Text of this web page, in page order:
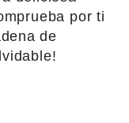
por ti
de